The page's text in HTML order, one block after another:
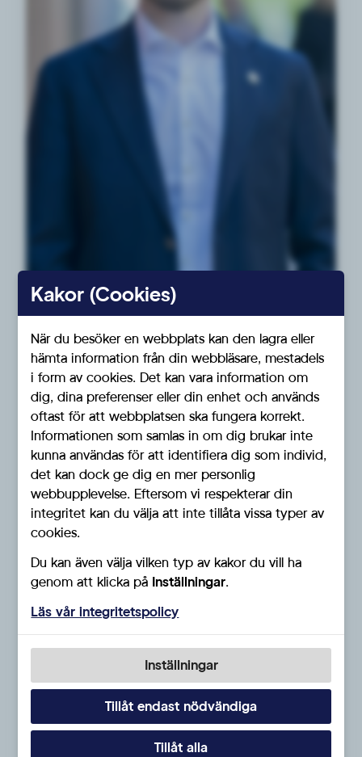
Mattias Eriksson Falk
Kakor (Cookies)
När du besöker en webbplats kan den lagra eller
hämta information från din webbläsare, mestadels
i form av cookies. Det kan vara information om
dig, dina preferenser eller din enhet och används
oftast för att webbplatsen ska fungera korrekt.
Informationen som samlas in om dig brukar inte
kunna användas för att identifiera dig som individ,
det kan dock ge dig en mer personlig
webbupplevelse. Eftersom vi respekterar din
integritet kan du välja att inte tillåta vissa typer av
cookies.
Du kan även välja vilken typ av kakor du vill ha
genom att klicka på Inställningar.
Läs vår integritetspolicy
Inställningar
Tillåt endast nödvändiga
Tillåt alla